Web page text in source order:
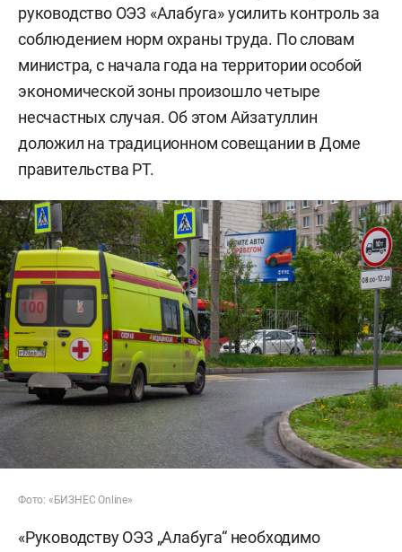
руководство ОЭЗ «Алабуга» усилить контроль за
соблюдением норм охраны труда. По словам
министра, с начала года на территории особой
экономической зоны произошло четыре
несчастных случая. Об этом Айзатуллин
доложил на традиционном совещании в Доме
правительства РТ.
Фото: «БИЗНЕС Online»
«Руководству ОЭЗ „Алабуга“ необходимо